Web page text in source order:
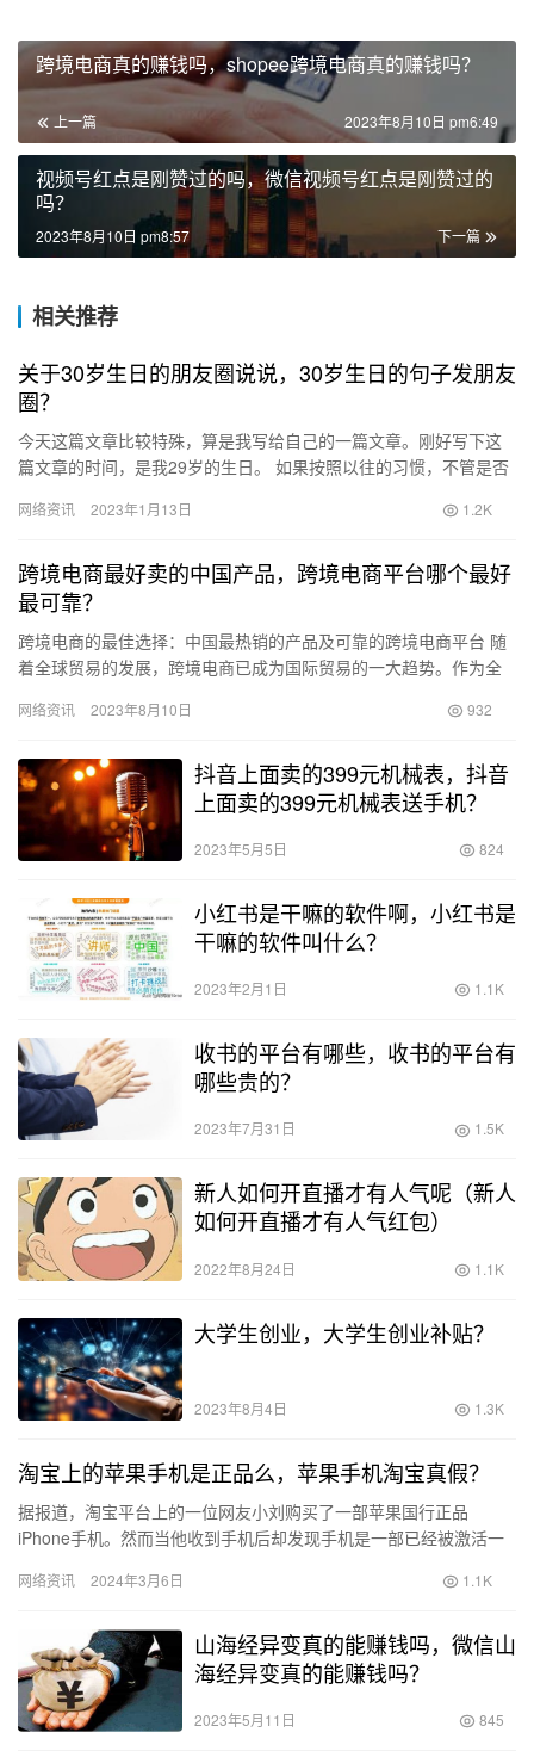
跨境电商真的赚钱吗，shopee跨境电商真的赚钱吗？
上一篇 2023年8月10日 pm6:49
视频号红点是刚赞过的吗，微信视频号红点是刚赞过的
吗？
下一篇
2023年8月10日 pm8:57
相关推荐
关于30岁生日的朋友圈说说，30岁生日的句子发朋友
圈？
今天这篇文章比较特殊，算是我写给自己的一篇文章。刚好写下这
篇文章的时间，是我29岁的生日。 如果按照以往的习惯，不管是否
了…
网络资讯 2023年1月13日 1.2K
跨境电商最好卖的中国产品，跨境电商平台哪个最好
最可靠？
跨境电商的最佳选择：中国最热销的产品及可靠的跨境电商平台 随
着全球贸易的发展，跨境电商已成为国际贸易的一大趋势。作为全
商市…
网络资讯 2023年8月10日 932
抖音上面卖的399元机械表，抖音
上面卖的399元机械表送手机？
2023年5月5日 824
小红书是干嘛的软件啊，小红书是
干嘛的软件叫什么？
2023年2月1日 1.1K
收书的平台有哪些，收书的平台有
哪些贵的？
2023年7月31日 1.5K
新人如何开直播才有人气呢（新人
如何开直播才有人气红包）
2022年8月24日 1.1K
大学生创业，大学生创业补贴？
2023年8月4日 1.3K
淘宝上的苹果手机是正品么，苹果手机淘宝真假？
据报道，淘宝平台上的一位网友小刘购买了一部苹果国行正品
iPhone手机。然而当他收到手机后却发现手机是一部已经被激活一
定向…
网络资讯 2024年3月6日 1.1K
山海经异变真的能赚钱吗，微信山
海经异变真的能赚钱吗？
2023年5月11日 845